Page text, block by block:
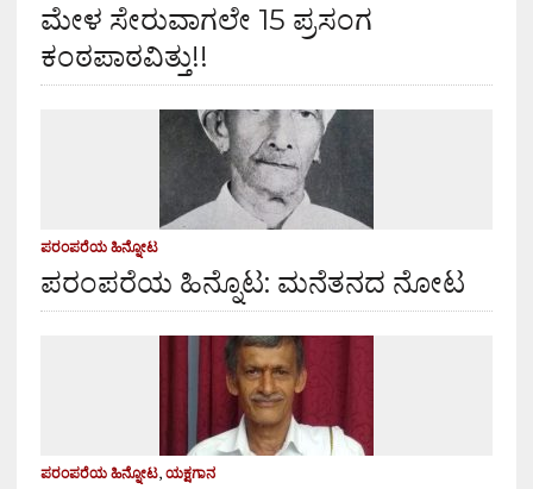
ಮೇಳ ಸೇರುವಾಗಲೇ 15 ಪ್ರಸಂಗ
ಕಂಠಪಾಠವಿತ್ತು!!
ಪರಂಪರೆಯ ಹಿನ್ನೋಟ
ಪರಂಪರೆಯ ಹಿನ್ನೊಟ: ಮನೆತನದ ನೋಟ
ಪರಂಪರೆಯ ಹಿನ್ನೋಟ, ಯಕ್ಷಗಾನ